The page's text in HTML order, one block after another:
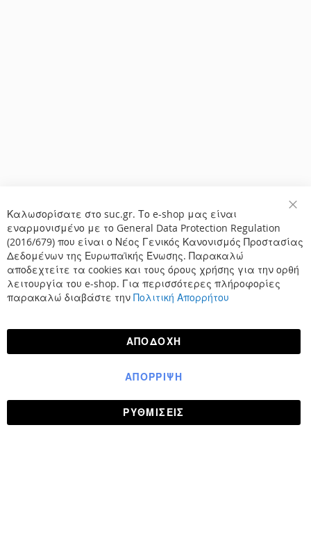
Καλωσορίσατε στο suc.gr. Το e-shop μας είναι
εναρμονισμένο με το General Data Protection Regulation
(2016/679) που είναι ο Νέος Γενικός Κανονισμός Προστασίας
Δεδομένων της Ευρωπαϊκής Ένωσης. Παρακαλώ
αποδεχτείτε τα cookies και τους όρους χρήσης για την ορθή
λειτουργία του e-shop. Για περισσότερες πλήροφορίες
παρακαλώ διαβάστε την Πολιτική Απορρήτου
ΑΠΟΔΟΧΉ
ΡΥΘΜΊΣΕΙΣ
ΑΠΌΡΡΙΨΗ